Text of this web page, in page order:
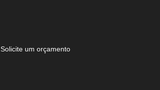
Escada em Aço Galvanizado
Solicite um orçamento